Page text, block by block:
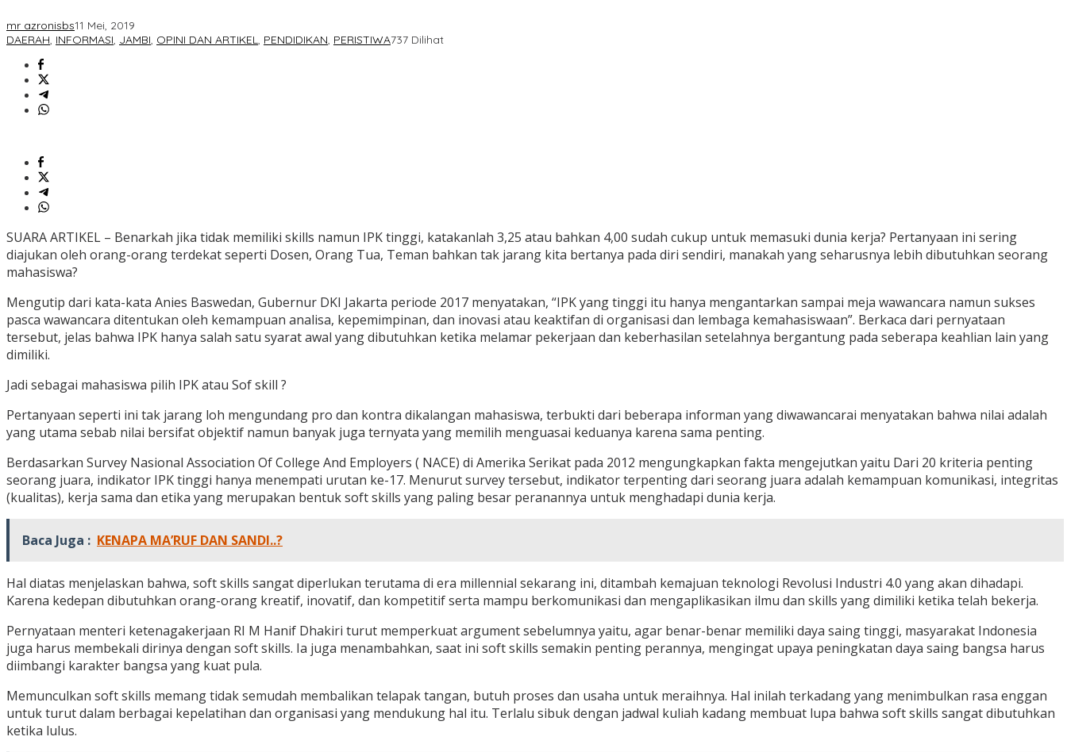
mr azronisbs11 Mei, 2019
DAERAH, INFORMASI, JAMBI, OPINI DAN ARTIKEL, PENDIDIKAN, PERISTIWA737 Dilihat
SUARA ARTIKEL – Benarkah jika tidak memiliki skills namun IPK tinggi, katakanlah 3,25 atau bahkan 4,00 sudah cukup untuk memasuki dunia kerja? Pertanyaan ini sering
diajukan oleh orang-orang terdekat seperti Dosen, Orang Tua, Teman bahkan tak jarang kita bertanya pada diri sendiri, manakah yang seharusnya lebih dibutuhkan seorang
mahasiswa?
Mengutip dari kata-kata Anies Baswedan, Gubernur DKI Jakarta periode 2017 menyatakan, “IPK yang tinggi itu hanya mengantarkan sampai meja wawancara namun sukses
pasca wawancara ditentukan oleh kemampuan analisa, kepemimpinan, dan inovasi atau keaktifan di organisasi dan lembaga kemahasiswaan”. Berkaca dari pernyataan
tersebut, jelas bahwa IPK hanya salah satu syarat awal yang dibutuhkan ketika melamar pekerjaan dan keberhasilan setelahnya bergantung pada seberapa keahlian lain yang
dimiliki.
Jadi sebagai mahasiswa pilih IPK atau Sof skill ?
Pertanyaan seperti ini tak jarang loh mengundang pro dan kontra dikalangan mahasiswa, terbukti dari beberapa informan yang diwawancarai menyatakan bahwa nilai adalah
yang utama sebab nilai bersifat objektif namun banyak juga ternyata yang memilih menguasai keduanya karena sama penting.
Berdasarkan Survey Nasional Association Of College And Employers ( NACE) di Amerika Serikat pada 2012 mengungkapkan fakta mengejutkan yaitu Dari 20 kriteria penting
seorang juara, indikator IPK tinggi hanya menempati urutan ke-17. Menurut survey tersebut, indikator terpenting dari seorang juara adalah kemampuan komunikasi, integritas
(kualitas), kerja sama dan etika yang merupakan bentuk soft skills yang paling besar peranannya untuk menghadapi dunia kerja.
Baca Juga : KENAPA MA’RUF DAN SANDI..?
Hal diatas menjelaskan bahwa, soft skills sangat diperlukan terutama di era millennial sekarang ini, ditambah kemajuan teknologi Revolusi Industri 4.0 yang akan dihadapi.
Karena kedepan dibutuhkan orang-orang kreatif, inovatif, dan kompetitif serta mampu berkomunikasi dan mengaplikasikan ilmu dan skills yang dimiliki ketika telah bekerja.
Pernyataan menteri ketenagakerjaan RI M Hanif Dhakiri turut memperkuat argument sebelumnya yaitu, agar benar-benar memiliki daya saing tinggi, masyarakat Indonesia
juga harus membekali dirinya dengan soft skills. Ia juga menambahkan, saat ini soft skills semakin penting perannya, mengingat upaya peningkatan daya saing bangsa harus
diimbangi karakter bangsa yang kuat pula.
Memunculkan soft skills memang tidak semudah membalikan telapak tangan, butuh proses dan usaha untuk meraihnya. Hal inilah terkadang yang menimbulkan rasa enggan
untuk turut dalam berbagai kepelatihan dan organisasi yang mendukung hal itu. Terlalu sibuk dengan jadwal kuliah kadang membuat lupa bahwa soft skills sangat dibutuhkan
ketika lulus.